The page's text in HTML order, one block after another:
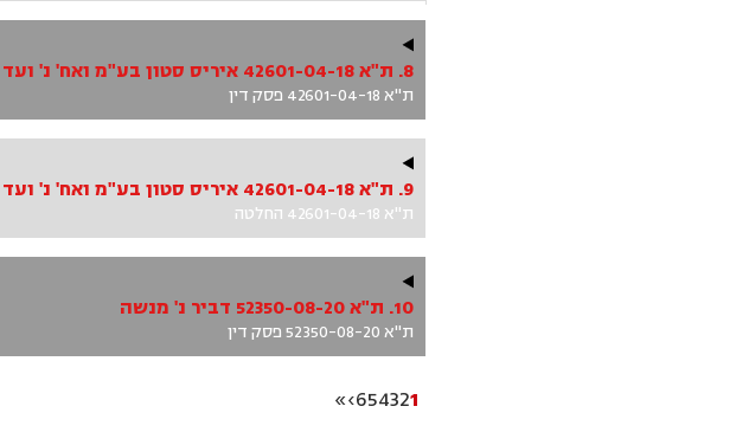
8. ת"א 42601-04-18 איריס סטון בע"מ ואח' נ' ועד בית ישראל גלילי 14 ת"א ואח'
ת"א 42601-04-18 פסק דין
9. ת"א 42601-04-18 איריס סטון בע"מ ואח' נ' ועד בית ישראל גלילי 14 ת"א ואח'
ת"א 42601-04-18 החלטה
10. ת"א 52350-08-20 דביר נ' מנשה
ת"א 52350-08-20 פסק דין
1
2
3
4
5
6
›
»